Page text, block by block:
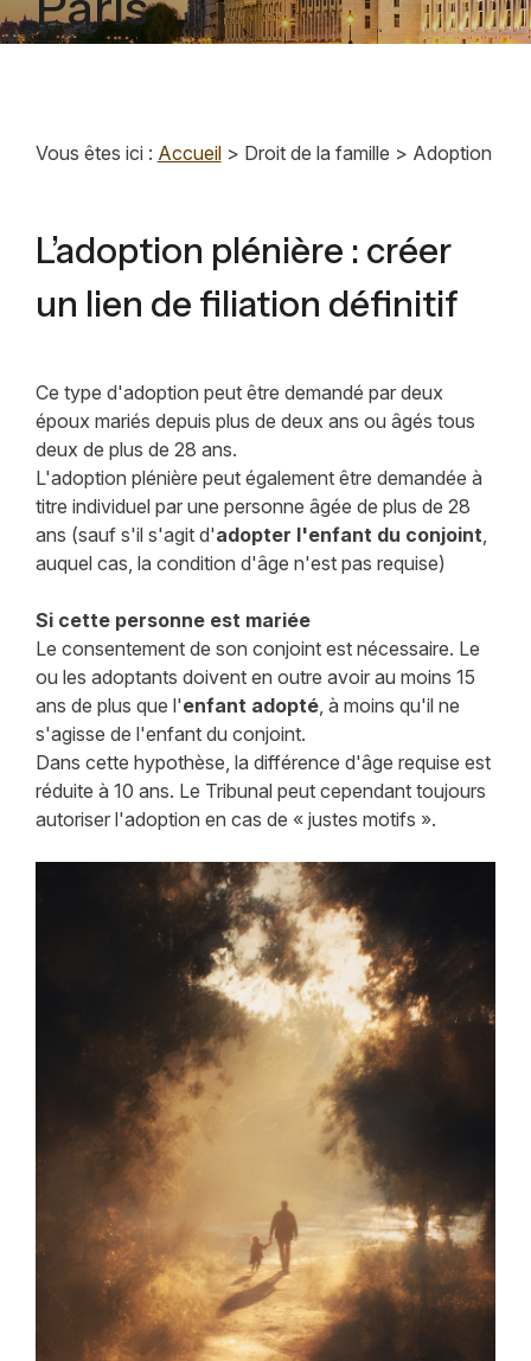
Vous êtes ici : Accueil> Droit de la famille > Adoption
L’adoption plénière : créer
un lien de filiation définitif
Ce type d'adoption peut être demandé par deux
époux mariés depuis plus de deux ans ou âgés tous
deux de plus de 28 ans.
L'adoption plénière peut également être demandée à
titre individuel par une personne âgée de plus de 28
ans (sauf s'il s'agit d'adopter l'enfant du conjoint
auquel cas, la condition d'âge n'est pas requise)
Si cette personne est mariée
Le consentement de son conjoint est nécessaire. Le
ou les adoptants doivent en outre avoir au moins 15
ans de plus que l'enfant adopté, à moins qu'il ne
s'agisse de l'enfant du conjoint.
Dans cette hypothèse, la différence d'âge requise est
réduite à 10 ans. Le Tribunal peut cependant toujours
autoriser l'adoption en cas de « justes motifs ».